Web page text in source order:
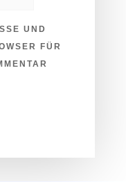
UND
FÜR